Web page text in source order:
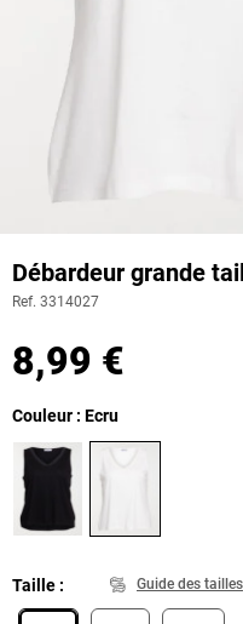
Débardeur grande
Ref. 3314027
8,99 €
Couleur : Ecru
Taille Guide des tailles